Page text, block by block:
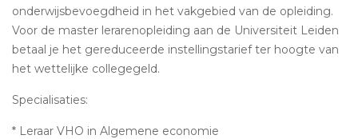
onderwijsbevoegdheid in het vakgebied van de opleiding.
Voor de master lerarenopleiding aan de Universiteit Leiden
betaal je het gereduceerde instellingstarief ter hoogte van
het wettelijke collegegeld.
Specialisaties:
* Leraar VHO in Algemene economie